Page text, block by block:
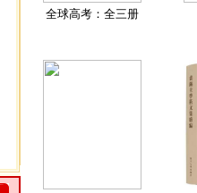
全球高考：全三册